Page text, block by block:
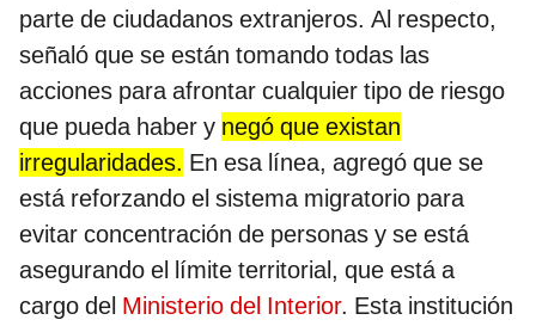
parte de ciudadanos extranjeros. Al respecto,
señaló que se están tomando todas las
acciones para afrontar cualquier tipo de riesgo
que pueda haber y negó que existan
irregularidades. En esa línea, agregó que se
está reforzando el sistema migratorio para
evitar concentración de personas y se está
asegurando el límite territorial, que está a
cargo del Ministerio del Interior. Esta institución